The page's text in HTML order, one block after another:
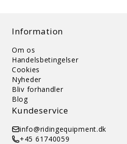
Information
Om os
Handelsbetingelser
Cookies
Nyheder
Bliv forhandler
Blog
Kundeservice
info@ridingequipment.dk
+45 61740059